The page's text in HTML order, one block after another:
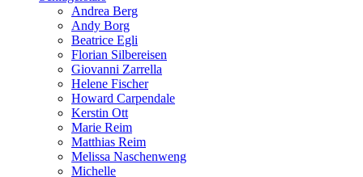
Andrea Berg
Andy Borg
Beatrice Egli
Florian Silbereisen
Giovanni Zarrella
Helene Fischer
Howard Carpendale
Kerstin Ott
Marie Reim
Matthias Reim
Melissa Naschenweng
Michelle